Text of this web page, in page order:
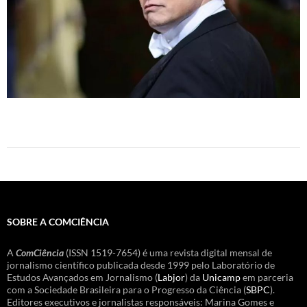
SOBRE A COMCIÊNCIA
A ComCiência (ISSN 1519-7654) é uma revista digital mensal de
jornalismo científico publicada desde 1999 pelo Laboratório de
Estudos Avançados em Jornalismo (Labjor) da Unicampem parceria
com a Sociedade Brasileira para o Progresso da Ciência (SBPC).
Editores executivos e jornalistas responsáveis: Marina Gomes e